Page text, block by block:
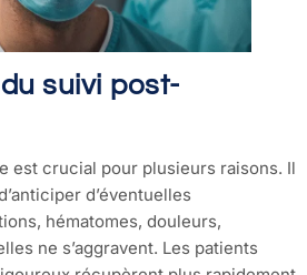
suivi post-
est crucial pour plusieurs raisons. Il
d’éventuelles
hématomes, douleurs,
ne s’aggravent. Les patients